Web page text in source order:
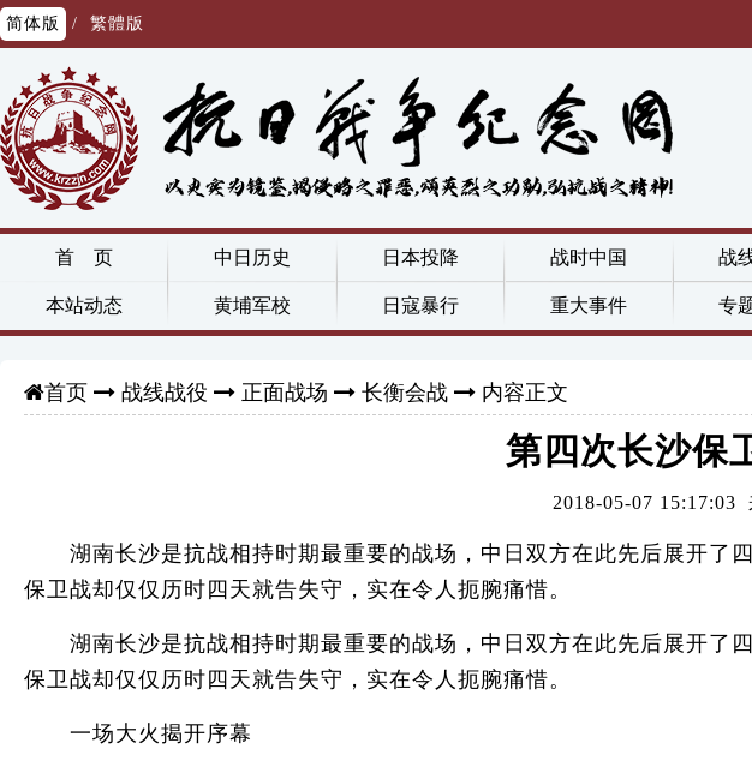
简体版 / 繁體版
首 页 中日历史 日本投降 战时中国 战
本站动态 黄埔军校 日寇暴行 重大事件 专
首页 战线战役 正面战场 长衡会战 内容正文
第四次长沙保
2018-05-07 15:17:03
湖南长沙是抗战相持时期最重要的战场，中日双方在此先后展开了
保卫战却仅仅历时四天就告失守，实在令人扼腕痛惜。
湖南长沙是抗战相持时期最重要的战场，中日双方在此先后展开了
保卫战却仅仅历时四天就告失守，实在令人扼腕痛惜。
一场大火揭开序幕